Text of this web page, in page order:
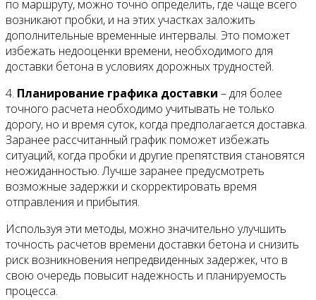
по маршруту, можно точно определить, где чаще всего
возникают пробки, и на этих участках заложить
дополнительные временные интервалы. Это поможет
избежать недооценки времени, необходимого для
доставки бетона в условиях дорожных трудностей.
4. Планирование графика доставки – для более
точного расчета необходимо учитывать не только
дорогу, но и время суток, когда предполагается доставка.
Заранее рассчитанный график поможет избежать
ситуаций, когда пробки и другие препятствия становятся
неожиданностью. Лучше заранее предусмотреть
возможные задержки и скорректировать время
отправления и прибытия.
Используя эти методы, можно значительно улучшить
точность расчетов времени доставки бетона и снизить
риск возникновения непредвиденных задержек, что в
свою очередь повысит надежность и планируемость
процесса.